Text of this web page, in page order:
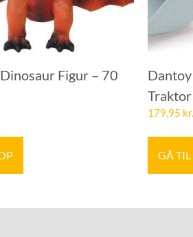
Figur – 70
Traktor
179,95 kr.
GÅ